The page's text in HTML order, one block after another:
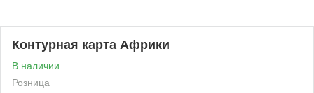
Контурная карта Африки
В наличии
Розница